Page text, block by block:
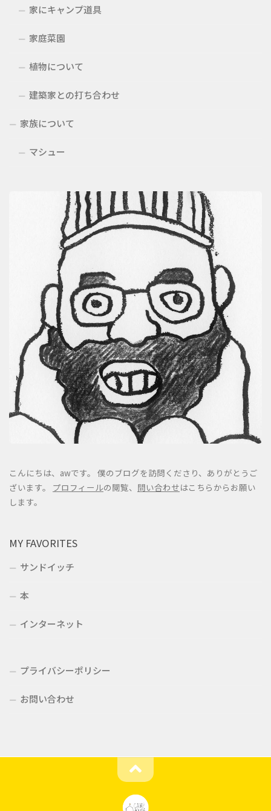
家にキャンプ道具
家庭菜園
植物について
建築家との打ち合わせ
家族について
マシュー
こんにちは、awです。 僕のブログを訪問くださり、ありがとうご
ざいます。 プロフィールの閲覧、 問い合わせはこちらからお願い
します。
MY FAVORITES
サンドイッチ
本
インターネット
プライバシーポリシー
お問い合わせ